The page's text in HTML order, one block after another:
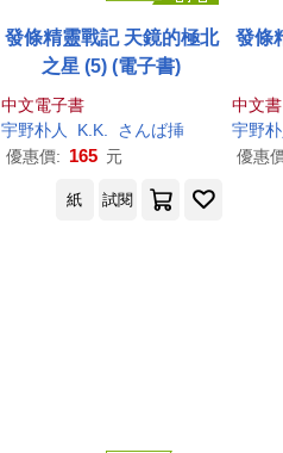
發條精靈戰記 天鏡的極北
之星 (5) (電子書)
中文電子書
宇野朴人 K.K.
さんば挿
優惠價: 165 元
發條
中文書
宇野朴
優惠
紙 試閱